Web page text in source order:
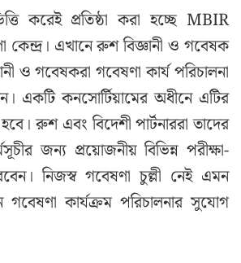
করেই প্রতিষ্ঠা করা হচ্ছে MBIR
কেন্দ্র। এখানে রুশ বিজ্ঞানী ও গবেষক
ও গবেষকরা গবেষণা কার্য পরিচালনা
একটি কনসোর্টিয়ামের অধীনে এটির
রুশ এবং বিদেশী পার্টনাররা তাদের
জন্য প্রয়োজনীয় বিভিন্ন পরীক্ষা-
নিজস্ব গবেষণা চুল্লী নেই এমন
কার্যক্রম পরিচালনার সুযোগ